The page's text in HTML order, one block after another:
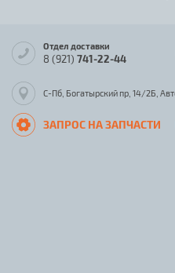
Отдел доставки
8 (921) 741-22-44
С-Пб, Богатырский пр, 14/2Б,
ЗАПРОС НА ЗАПЧАСТИ